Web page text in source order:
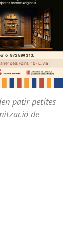
patir petites
de